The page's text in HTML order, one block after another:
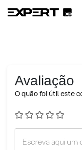
Avaliação
O quão foi útil este